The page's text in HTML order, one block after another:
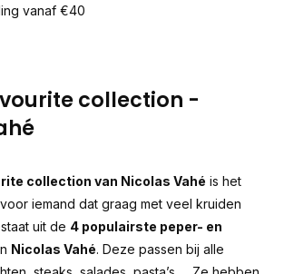
vanaf €40
collection -
collection van Nicolas Vahé is het
iemand dat graag met veel kruiden
uit de 4 populairste peper- en
Nicolas Vahé. Deze passen bij alle